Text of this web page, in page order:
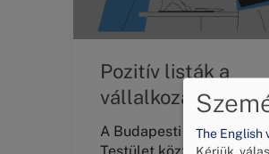
Pozitív listák a
vállalkozások
jogkövető
magatartásának
A Budapesti Békéltető
The English